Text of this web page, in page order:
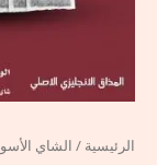
الرئيسية / الشاي